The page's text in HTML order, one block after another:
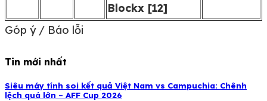
Blockx [12]
Góp ý / Báo lỗi
Tin mới nhất
Siêu máy tính soi kết quả Việt Nam vs Campuchia: Chênh
lệch quá lớn – AFF Cup 2026